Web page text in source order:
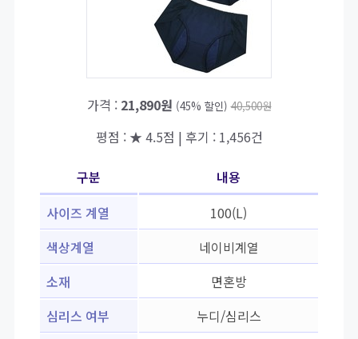
가격 : 21,890원 (45% 할인) 40,500원
평점 : ★ 4.5점 | 후기 : 1,456건
구분
내용
사이즈 계열
100(L)
색상계열
네이비계열
소재
면혼방
심리스 여부
누디/심리스